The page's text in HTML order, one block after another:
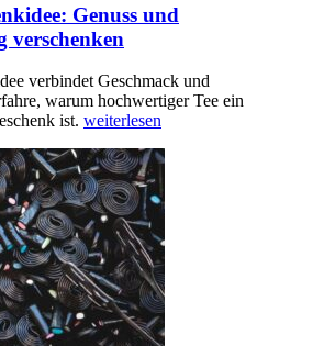
Genuss und
verschenken
verbindet Geschmack und
warum hochwertiger Tee ein
ist. weiterlesen